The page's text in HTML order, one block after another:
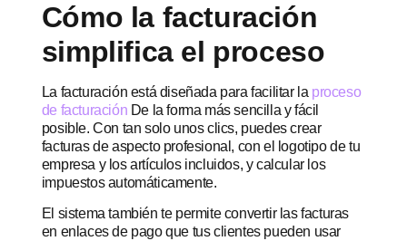
Cómo la facturación
simplifica el proceso
La facturación está diseñada para facilitar la proceso
de facturación De la forma más sencilla y fácil
posible. Con tan solo unos clics, puedes crear
facturas de aspecto profesional, con el logotipo de tu
empresa y los artículos incluidos, y calcular los
impuestos automáticamente.
El sistema también te permite convertir las facturas
en enlaces de pago que tus clientes pueden usar